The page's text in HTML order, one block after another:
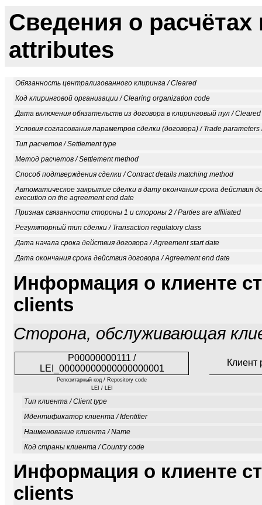
Сведения о
attributes
Обязанность централизованного клиринга / Cleared
Код клиринговой организации / Clearing organization code
Дата включения обязательств из договора в клиринговый пул /
Условия согласования параметров сделки (договора) / Trade
Тип расчетов / Settlement type
Метод расчетов / Settlement method
Способ подтверждения сделки / Contract details matching method
Автоматическое закрытие сделки в дату окончания срока действия
execution on the agreement end date
Признак связанности стороны 1 и стороны 2 / Parties are affiliated
Регуляторный тип сделки / Transaction regulatory class
Дата начала срока действия договора / Agreement start date
Дата окончания срока действия договора / Agreement end date
Информация о клиенте
clients
Сторона, обслуживающая
P00000000111 /
LEI_00000000000000000001
Клиент
Репозитарный код / Repository code
LEI / LEI
Тип клиента / Client type
Идентификатор клиента / Identifier
Наименование клиента / Name
Код страны клиента / Country code
Информация о клиенте
clients